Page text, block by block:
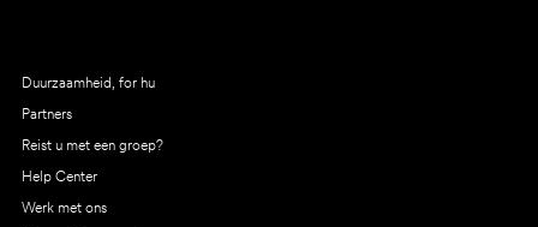
Duurzaamheid, for hu
Partners
Reist u met een groep?
Help Center
Werk met ons